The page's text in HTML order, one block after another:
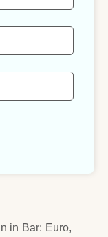
in Bar: Euro,